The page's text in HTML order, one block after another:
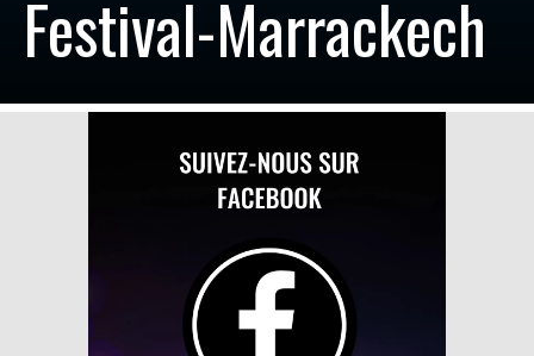
Festival-Marrackech